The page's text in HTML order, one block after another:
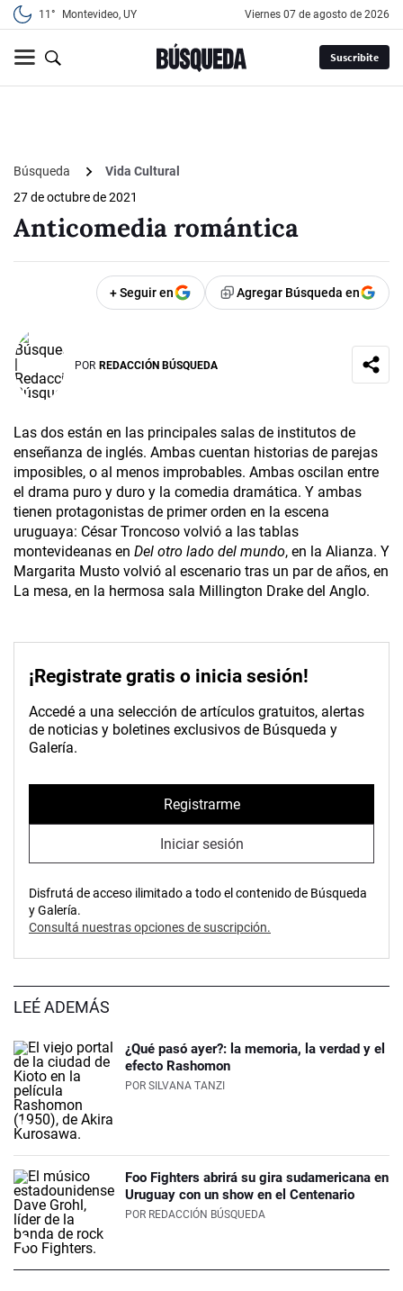
11° Montevideo, UY viernes 07 de agosto de 2026
Suscribite
Búsqueda
Vida Cultural
27 de octubre de 2021
Anticomedia romántica
+ Seguir en Agregar Búsqueda en
POR REDACCIÓN BÚSQUEDA
Las dos están en las principales salas de institutos de
enseñanza de inglés. Ambas cuentan historias de parejas
imposibles, o al menos improbables. Ambas oscilan entre
el drama puro y duro y la comedia dramática. Y ambas
tienen protagonistas de primer orden en la escena
uruguaya: César Troncoso volvió a las tablas
montevideanas en Del otro lado del mundo, en la Alianza. Y
Margarita Musto volvió al escenario tras un par de años, en
La mesa, en la hermosa sala Millington Drake del Anglo.
¡Registrate gratis o inicia sesión!
Accedé a una selección de artículos gratuitos, alertas
de noticias y boletines exclusivos de Búsqueda y
Galería.
Registrarme
Iniciar sesión
Disfrutá de acceso ilimitado a todo el contenido de Búsqueda
y Galería.
Consultá nuestras opciones de suscripción.
LEÉ ADEMÁS
¿Qué pasó ayer?: la memoria, la verdad y el
efecto Rashomon
POR SILVANA TANZI
Foo Fighters abrirá su gira sudamericana en
Uruguay con un show en el Centenario
POR REDACCIÓN BÚSQUEDA